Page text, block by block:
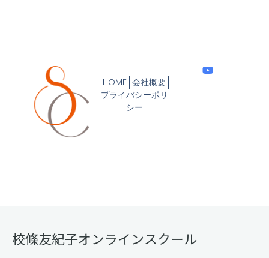
HOME 会社概要
プライバシーポリ
シー
校條友紀子オンラインスクール